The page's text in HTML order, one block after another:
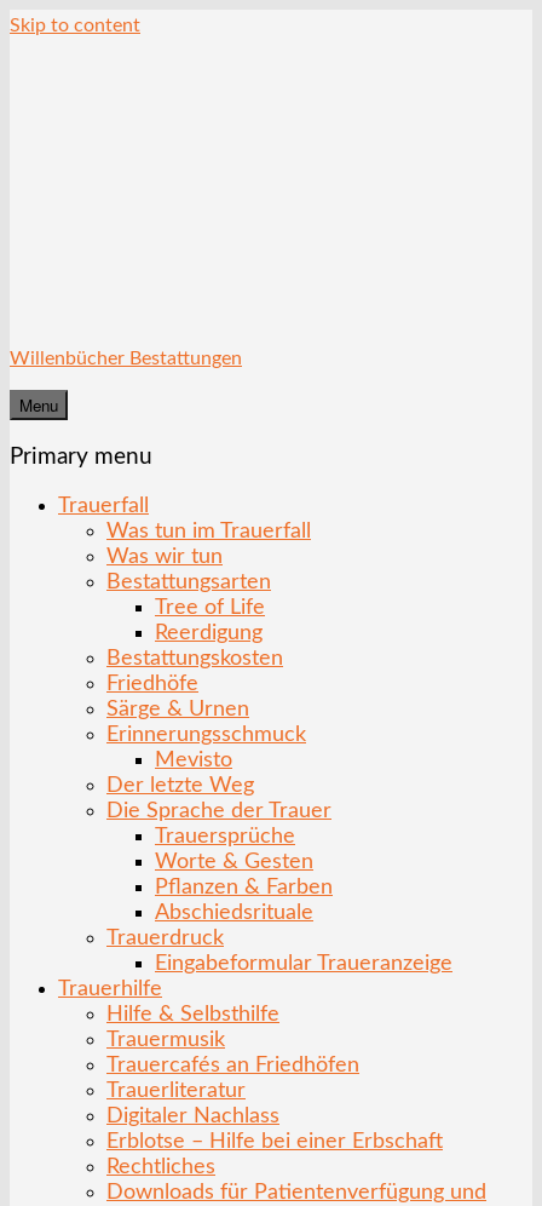
Skip to content
Willenbücher Bestattungen
Menu
Primary menu
Trauerfall
Was tun im Trauerfall
Was wir tun
Bestattungsarten
Tree of Life
Reerdigung
Bestattungskosten
Friedhöfe
Särge & Urnen
Erinnerungsschmuck
Mevisto
Der letzte Weg
Die Sprache der Trauer
Trauersprüche
Worte & Gesten
Pflanzen & Farben
Abschiedsrituale
Trauerdruck
Eingabeformular Traueranzeige
Trauerhilfe
Hilfe & Selbsthilfe
Trauermusik
Trauercafés an Friedhöfen
Trauerliteratur
Digitaler Nachlass
Erblotse – Hilfe bei einer Erbschaft
Rechtliches
Downloads für Patientenverfügung und